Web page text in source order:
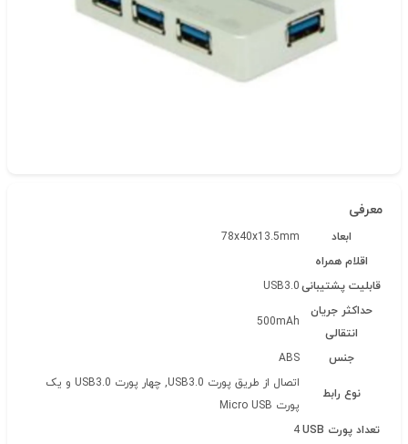
معرفی
ابعاد
78x40x13.5mm
اقلام همراه
قابلیت پشتیبانیUSB3.0
حداکثر جریان
انتقالی
500mAh
جنس ABS
نوع رابط
اتصال از طریق پورت USB3.0, چهار پورت USB3.0 و یک
پورت Micro USB
تعداد پورت USB
4